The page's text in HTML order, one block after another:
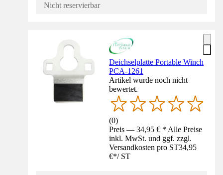
Nicht reservierbar
Deichselplatte Portable Winch
PCA-1261
Artikel wurde noch nicht
bewertet.
(0)
Preis — 34,95 € * Alle Preise
inkl. MwSt. und ggf. zzgl.
Versandkosten pro ST34,95
€*/ ST